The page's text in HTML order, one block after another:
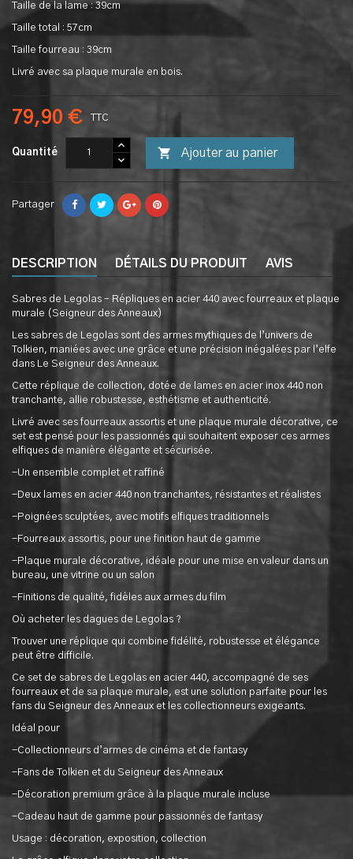
Taille de la lame : 39cm
Taille total : 57cm
Taille fourreau : 39cm
Livré avec sa plaque murale en bois.
79,90 € TTC
Quantité  Ajouter au panier
Partager
DESCRIPTION DÉTAILS DU PRODUIT AVIS
Sabres de Legolas – Répliques en acier 440 avec fourreaux et plaque
murale (Seigneur des Anneaux)
Les sabres de Legolas sont des armes mythiques de l’univers de
Tolkien, maniées avec une grâce et une précision inégalées par l’elfe
dans Le Seigneur des Anneaux.
Cette réplique de collection, dotée de lames en acier inox 440 non
tranchante, allie robustesse, esthétisme et authenticité.
Livré avec ses fourreaux assortis et une plaque murale décorative, ce
set est pensé pour les passionnés qui souhaitent exposer ces armes
elfiques de manière élégante et sécurisée.
-Un ensemble complet et raffiné
-Deux lames en acier 440 non tranchantes, résistantes et réalistes
-Poignées sculptées, avec motifs elfiques traditionnels
-Fourreaux assortis, pour une finition haut de gamme
-Plaque murale décorative, idéale pour une mise en valeur dans un
bureau, une vitrine ou un salon
-Finitions de qualité, fidèles aux armes du film
Où acheter les dagues de Legolas ?
Trouver une réplique qui combine fidélité, robustesse et élégance
peut être difficile.
Ce set de sabres de Legolas en acier 440, accompagné de ses
fourreaux et de sa plaque murale, est une solution parfaite pour les
fans du Seigneur des Anneaux et les collectionneurs exigeants.
Idéal pour
-Collectionneurs d’armes de cinéma et de fantasy
-Fans de Tolkien et du Seigneur des Anneaux
-Décoration premium grâce à la plaque murale incluse
-Cadeau haut de gamme pour passionnés de fantasy
Usage : décoration, exposition, collection